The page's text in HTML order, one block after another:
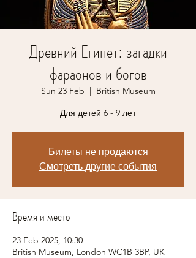
Древний Египет: загадки
фараонов и богов
Sun 23 Feb
  |
British Museum
Для детей 6 - 9 лет
Билеты не продаются
Смотреть другие события
Время и место
23 Feb 2025, 10:30
British Museum, London WC1B 3BP, UK